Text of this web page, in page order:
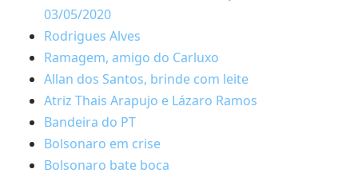
03/05/2020
Rodrigues Alves
Ramagem, amigo do Carluxo
Allan dos Santos, brinde com leite
Atriz Thais Arapujo e Lázaro Ramos
Bandeira do PT
Bolsonaro em crise
Bolsonaro bate boca